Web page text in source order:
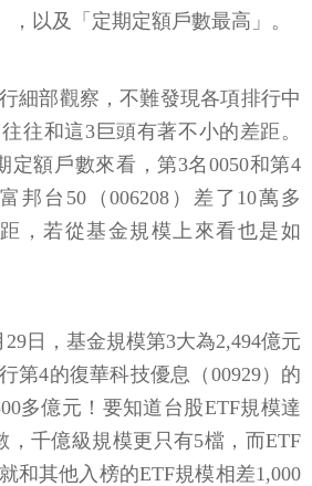
，以及「定期定額戶數最高」。
細部觀察，不難發現各項排行中
往和這3巨頭有著不小的差距。
定額戶數來看，第3名0050和第4
台50（006208）差了10萬多
，若從基金規模上來看也是如
29日，基金規模第3大為2,494億元
第4的復華科技優息（00929）的
多億元！要知道台股ETF規模達
，千億級規模更只有5檔，而ETF
和其他入榜的ETF規模相差1,000